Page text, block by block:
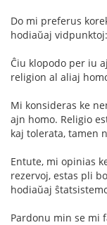
Do mi preferus
hodiaŭaj vidpunktoj:
Ĉiu klopodo per iu
religion al aliaj
Mi konsideras ke
ajn homo. Religio
kaj tolerata, tamen
Entute, mi opinias
rezervoj, estas pli
hodiaŭaj
Pardonu min se mi